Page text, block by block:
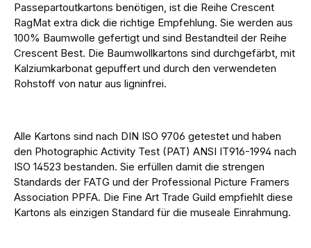
Passepartoutkartons benötigen, ist die Reihe Crescent
RagMat extra dick die richtige Empfehlung. Sie werden aus
100% Baumwolle gefertigt und sind Bestandteil der Reihe
Crescent Best. Die Baumwollkartons sind durchgefärbt, mit
Kalziumkarbonat gepuffert und durch den verwendeten
Rohstoff von natur aus ligninfrei.
Alle Kartons sind nach DIN ISO 9706 getestet und haben
den Photographic Activity Test (PAT) ANSI IT916-1994 nach
ISO 14523 bestanden. Sie erfüllen damit die strengen
Standards der FATG und der Professional Picture Framers
Association PPFA. Die Fine Art Trade Guild empfiehlt diese
Kartons als einzigen Standard für die museale Einrahmung.